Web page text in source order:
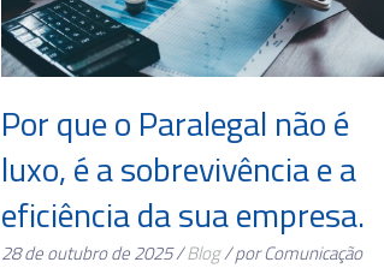
Por que o Paralegal não é
luxo, é a sobrevivência e a
eficiência da sua empresa.
28 de outubro de 2025 /Blog/ por Comunicação